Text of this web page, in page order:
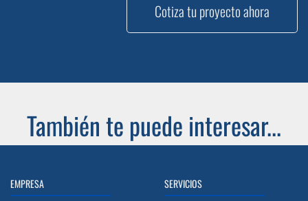
Cotiza tu proyecto ahora
También te puede interesar...
EMPRESA
SERVICIOS